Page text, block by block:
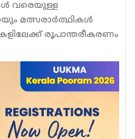
വരെയുള്ള
മത്സരാർത്ഥികൾ
രൂപാന്തരീകരണം